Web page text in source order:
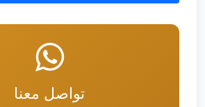
تواصل معنا